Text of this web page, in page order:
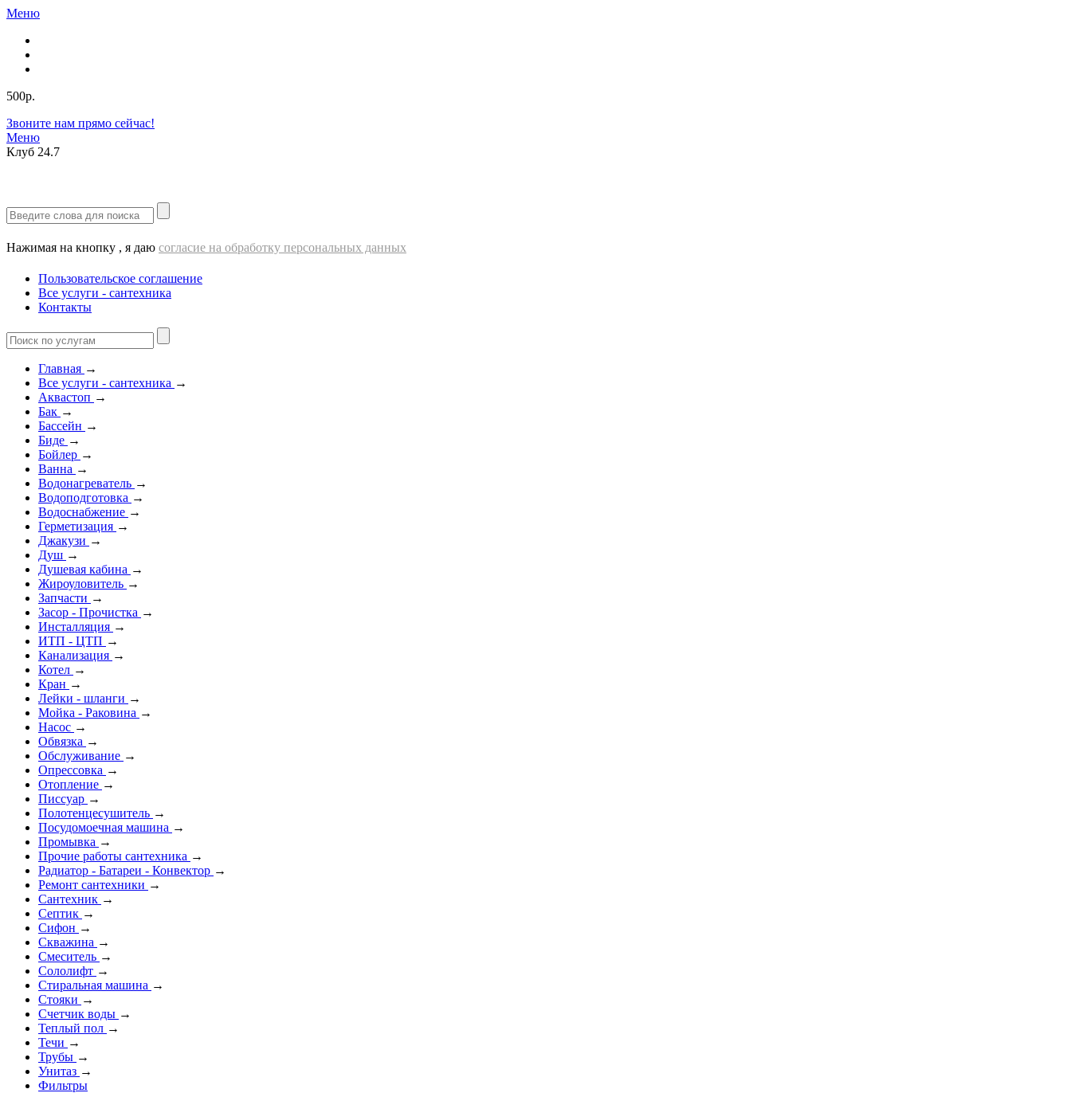
Меню
500р.
Звоните нам прямо сейчас!
Меню
Клуб 24.7
Нажимая на кнопку , я даю согласие на обработку персональных данных
Пользовательское соглашение
Все услуги - cантехника
Контакты
Главная →
Все услуги - cантехника →
Аквастоп →
Бак →
Бассейн →
Биде →
Бойлер →
Ванна →
Водонагреватель →
Водоподготовка →
Водоснабжение →
Герметизация →
Джакузи →
Душ →
Душевая кабина →
Жироуловитель →
Запчасти →
Засор - Прочистка →
Инсталляция →
ИТП - ЦТП →
Канализация →
Котел →
Кран →
Лейки - шланги →
Мойка - Раковина →
Насос →
Обвязка →
Обслуживание →
Опрессовка →
Отопление →
Писсуар →
Полотенцесушитель →
Посудомоечная машина →
Промывка →
Прочие работы сантехника →
Радиатор - Батареи - Конвектор →
Ремонт сантехники →
Сантехник →
Септик →
Сифон →
Скважина →
Смеситель →
Сололифт →
Стиральная машина →
Стояки →
Счетчик воды →
Теплый пол →
Течи →
Трубы →
Унитаз →
Фильтры